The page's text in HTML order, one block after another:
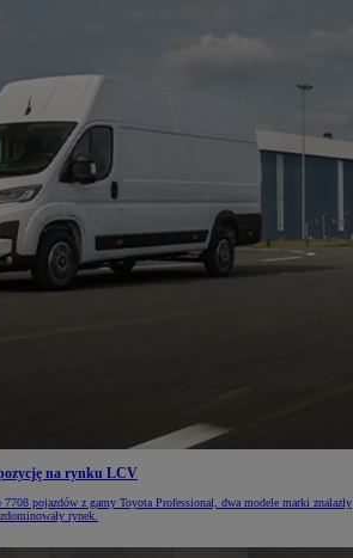
na rynku LCV
7708 pojazdów z gamy Toyota Professional, dwa modele marki znalazły
rynek.